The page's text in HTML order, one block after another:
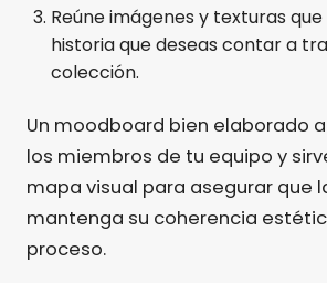
Reúne imágenes y texturas
historia que deseas contar a
colección.
Un moodboard bien elaborado
los miembros de tu equipo y
mapa visual para asegurar que
mantenga su coherencia
proceso.